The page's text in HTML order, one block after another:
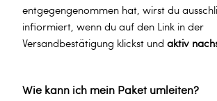
entgegengenommen hat, wirst du
infiormiert, wenn du auf den Link in der
Versandbestätigung klickst und aktiv
Wie kann ich mein Paket umleiten?